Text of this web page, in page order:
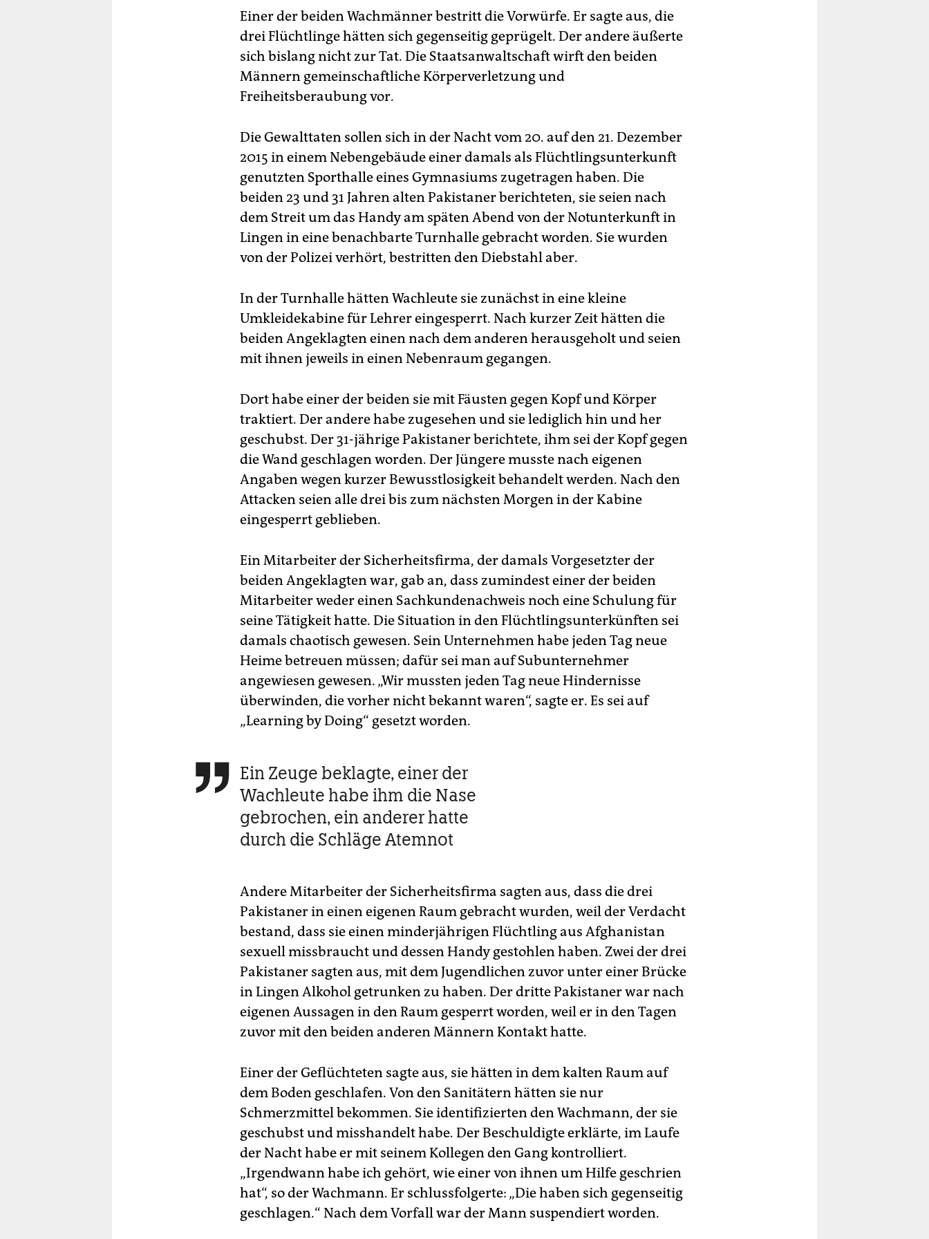
Einer der beiden Wachmänner bestritt die Vorwürfe. Er sagte aus, die
drei Flüchtlinge hätten sich gegenseitig geprügelt. Der andere äußerte
sich bislang nicht zur Tat. Die Staatsanwaltschaft wirft den beiden
Männern gemeinschaftliche Körperverletzung und
Freiheitsberaubung vor.
Die Gewalttaten sollen sich in der Nacht vom 20. auf den 21. Dezember
2015 in einem Nebengebäude einer damals als Flüchtlingsunterkunft
genutzten Sporthalle eines Gymnasiums zugetragen haben. Die
beiden 23 und 31 Jahren alten Pakistaner berichteten, sie seien nach
dem Streit um das Handy am späten Abend von der Notunterkunft in
Lingen in eine benachbarte Turnhalle gebracht worden. Sie wurden
von der Polizei verhört, bestritten den Diebstahl aber.
In der Turnhalle hätten Wachleute sie zunächst in eine kleine
Umkleidekabine für Lehrer eingesperrt. Nach kurzer Zeit hätten die
beiden Angeklagten einen nach dem anderen herausgeholt und seien
mit ihnen jeweils in einen Nebenraum gegangen.
Dort habe einer der beiden sie mit Fäusten gegen Kopf und Körper
traktiert. Der andere habe zugesehen und sie lediglich hin und her
geschubst. Der 31-jährige Pakistaner berichtete, ihm sei der Kopf gegen
die Wand geschlagen worden. Der Jüngere musste nach eigenen
Angaben wegen kurzer Bewusstlosigkeit behandelt werden. Nach den
Attacken seien alle drei bis zum nächsten Morgen in der Kabine
eingesperrt geblieben.
Ein Mitarbeiter der Sicherheitsfirma, der damals Vorgesetzter der
beiden Angeklagten war, gab an, dass zumindest einer der beiden
Mitarbeiter weder einen Sachkundenachweis noch eine Schulung für
seine Tätigkeit hatte. Die Situation in den Flüchtlingsunterkünften sei
damals chaotisch gewesen. Sein Unternehmen habe jeden Tag neue
Heime betreuen müssen; dafür sei man auf Subunternehmer
angewiesen gewesen. „Wir mussten jeden Tag neue Hindernisse
überwinden, die vorher nicht bekannt waren“, sagte er. Es sei auf
„Learning by Doing“ gesetzt worden.
 Ein Zeuge beklagte, einer der
Wachleute habe ihm die Nase
gebrochen, ein anderer hatte
durch die Schläge Atemnot
Andere Mitarbeiter der Sicherheitsfirma sagten aus, dass die drei
Pakistaner in einen eigenen Raum gebracht wurden, weil der Verdacht
bestand, dass sie einen minderjährigen Flüchtling aus Afghanistan
sexuell missbraucht und dessen Handy gestohlen haben. Zwei der drei
Pakistaner sagten aus, mit dem Jugendlichen zuvor unter einer Brücke
in Lingen Alkohol getrunken zu haben. Der dritte Pakistaner war nach
eigenen Aussagen in den Raum gesperrt worden, weil er in den Tagen
zuvor mit den beiden anderen Männern Kontakt hatte.
Einer der Geflüchteten sagte aus, sie hätten in dem kalten Raum auf
dem Boden geschlafen. Von den Sanitätern hätten sie nur
Schmerzmittel bekommen. Sie identifizierten den Wachmann, der sie
geschubst und misshandelt habe. Der Beschuldigte erklärte, im Laufe
der Nacht habe er mit seinem Kollegen den Gang kontrolliert.
„Irgendwann habe ich gehört, wie einer von ihnen um Hilfe geschrien
hat“, so der Wachmann. Er schlussfolgerte: „Die haben sich gegenseitig
geschlagen.“ Nach dem Vorfall war der Mann suspendiert worden.